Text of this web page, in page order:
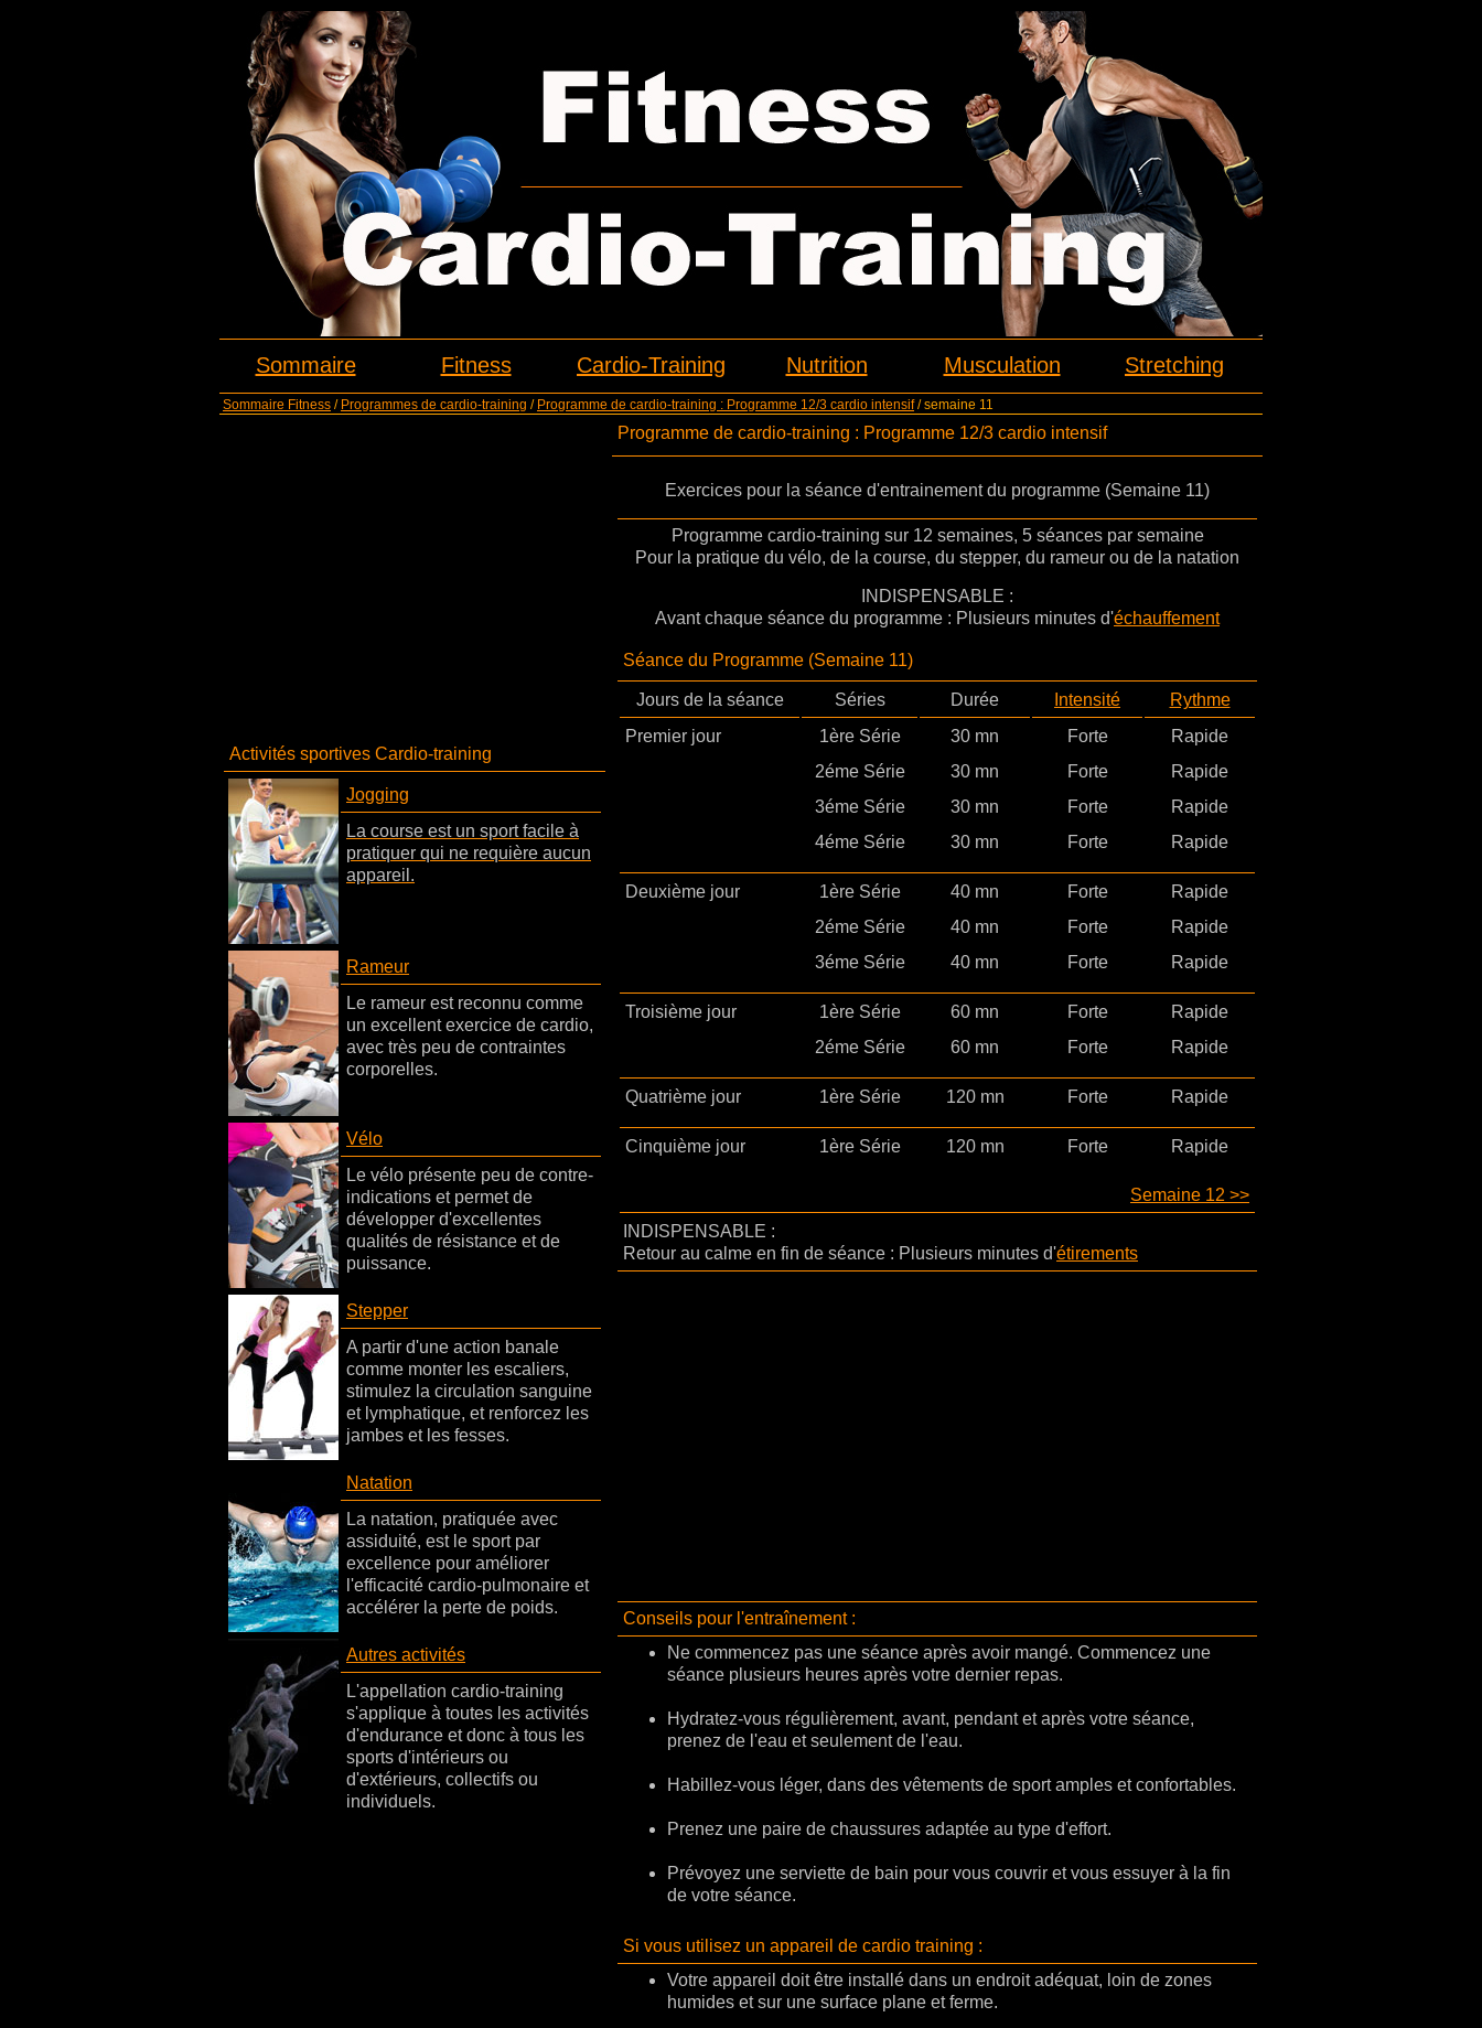
Sommaire Fitness Cardio-Training Nutrition Musculation Stretching
Sommaire Fitness / Programmes de cardio-training / Programme de cardio-training : Programme 12/3 cardio intensif/ semaine 11
Activités sportives Cardio-training
Jogging
La course est un sport facile à
pratiquer qui ne requière aucun
appareil.
Rameur
Le rameur est reconnu comme
un excellent exercice de cardio,
avec très peu de contraintes
corporelles.
Vélo
Le vélo présente peu de contre-
indications et permet de
développer d'excellentes
qualités de résistance et de
puissance.
Stepper
A partir d'une action banale
comme monter les escaliers,
stimulez la circulation sanguine
et lymphatique, et renforcez les
jambes et les fesses.
Natation
La natation, pratiquée avec
assiduité, est le sport par
excellence pour améliorer
l'efficacité cardio-pulmonaire et
accélérer la perte de poids.
Autres activités
L'appellation cardio-training
s'applique à toutes les activités
d'endurance et donc à tous les
sports d'intérieurs ou
d'extérieurs, collectifs ou
individuels.
Programme de cardio-training : Programme 12/3 cardio intensif
Exercices pour la séance d'entrainement du programme (Semaine 11)
Programme cardio-training sur 12 semaines, 5 séances par semaine
Pour la pratique du vélo, de la course, du stepper, du rameur ou de la natation
INDISPENSABLE :
Avant chaque séance du programme : Plusieurs minutes d'échauffement
Séance du Programme (Semaine 11)
Jours de la séance Séries Durée Intensité
Rythme
Premier jour
1ère Série 30 mn Forte
Rapide
2éme Série
30 mn Forte
Rapide
3éme Série
30 mn Forte
Rapide
4éme Série
30 mn Forte Rapide
Deuxième jour 1ère Série 40 mn Forte
Rapide
2éme Série
40 mn Forte
Rapide
3éme Série
40 mn Forte Rapide
Troisième jour 1ère Série 60 mn Forte
Rapide
2éme Série
60 mn Forte Rapide
Quatrième jour 1ère Série 120 mn Forte Rapide
Cinquième jour 1ère Série 120 mn Forte Rapide
Semaine 12 >>
INDISPENSABLE :
Retour au calme en fin de séance : Plusieurs minutes d'étirements
Conseils pour l'entraînement :
Ne commencez pas une séance après avoir mangé. Commencez une
séance plusieurs heures après votre dernier repas.
Hydratez-vous régulièrement, avant, pendant et après votre séance,
prenez de l'eau et seulement de l'eau.
Habillez-vous léger, dans des vêtements de sport amples et confortables.
Prenez une paire de chaussures adaptée au type d'effort.
Prévoyez une serviette de bain pour vous couvrir et vous essuyer à la fin
de votre séance.
Si vous utilisez un appareil de cardio training :
Votre appareil doit être installé dans un endroit adéquat, loin de zones
humides et sur une surface plane et ferme.